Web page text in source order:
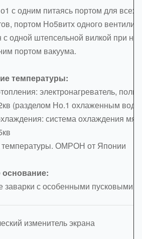
с одним питаясь портом для всех
портом Но5витх одного
с одной штепсельной вилкой при
портом вакуума.
температуры:
электронагреватель,
(разделом Но.1 охлаженным
система охлаждения
температуры. ОМРОН от Японии
заварки с особенными пусковыми
изменитель экрана